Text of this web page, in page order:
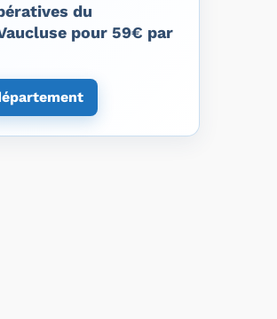
du
pour 59€ par